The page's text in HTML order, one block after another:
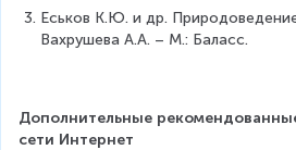
Еськов К.Ю. и др.
Вахрушева А.А. – М.: Баласс.
Дополнительные
сети Интернет